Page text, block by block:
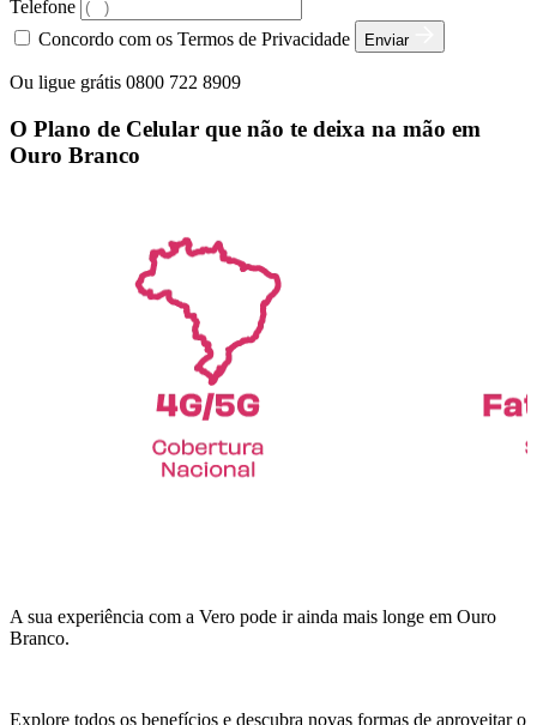
Telefone
Concordo com os Termos de Privacidade
Enviar
Ou ligue grátis 0800 722 8909
O Plano de Celular que não te deixa na mão em
Ouro Branco
A sua experiência com a Vero pode ir ainda mais longe em Ouro
Branco.
Explore todos os benefícios e descubra novas formas de aproveitar o